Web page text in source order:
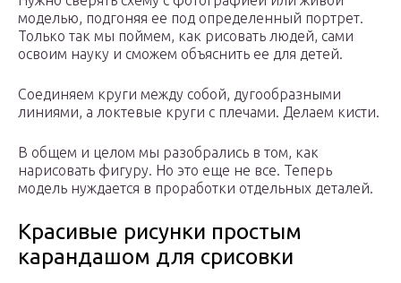
моделью, подгоняя ее под определенный портрет.
Только так мы поймем, как рисовать людей, сами
освоим науку и сможем объяснить ее для детей.
Соединяем круги между собой, дугообразными
линиями, а локтевые круги с плечами. Делаем кисти.
В общем и целом мы разобрались в том, как
нарисовать фигуру. Но это еще не все. Теперь
модель нуждается в проработки отдельных деталей.
Красивые рисунки простым
карандашом для срисовки